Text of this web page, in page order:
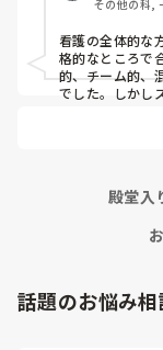
よ」と言ってい
現病棟はPNSだ
てられず、清潔
仕事しか新人にさ
では、イベント
ることがどんど
朝の情報収集に
の意味があるの
やったことないの
その他の科,
看護の全体的な
格的なところで
的、チーム的、
でした。しかし
と意見交換を
の向き合い方
いと思います
るなら実施して
殿堂入
話題のお悩み相